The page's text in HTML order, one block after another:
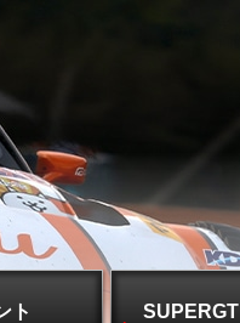
ト
SUPERGT